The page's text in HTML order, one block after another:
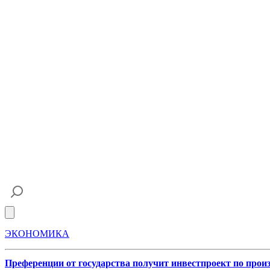
ЭКОНОМИКА
Преференции от государства получит инвестпроект по